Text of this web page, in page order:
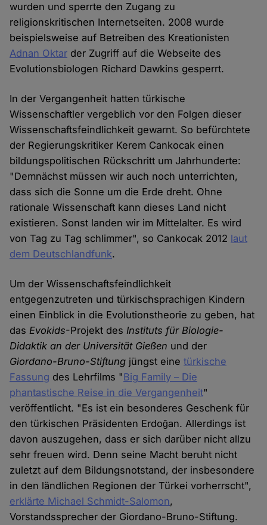
wurden und sperrte den Zugang zu
religionskritischen Internetseiten. 2008 wurde
beispielsweise auf Betreiben des Kreationisten
Adnan Oktar der Zugriff auf die Webseite des
Evolutionsbiologen Richard Dawkins gesperrt.
In der Vergangenheit hatten türkische
Wissenschaftler vergeblich vor den Folgen dieser
Wissenschaftsfeindlichkeit gewarnt. So befürchtete
der Regierungskritiker Kerem Cankocak einen
bildungspolitischen Rückschritt um Jahrhunderte:
"Demnächst müssen wir auch noch unterrichten,
dass sich die Sonne um die Erde dreht. Ohne
rationale Wissenschaft kann dieses Land nicht
existieren. Sonst landen wir im Mittelalter. Es wird
von Tag zu Tag schlimmer", so Cankocak 2012 laut
dem Deutschlandfunk.
Um der Wissenschaftsfeindlichkeit
entgegenzutreten und türkischsprachigen Kindern
einen Einblick in die Evolutionstheorie zu geben, hat
dasEvokids-Projekt desInstituts für Biologie-
Didaktik an der Universität Gießen und der
Giordano-Bruno-Stiftung jüngst einetürkische
Fassung des Lehrfilms "Big Family – Die
phantastische Reise in die Vergangenheit"
veröffentlicht. "Es ist ein besonderes Geschenk für
den türkischen Präsidenten Erdoğan. Allerdings ist
davon auszugehen, dass er sich darüber nicht allzu
sehr freuen wird. Denn seine Macht beruht nicht
zuletzt auf dem Bildungsnotstand, der insbesondere
in den ländlichen Regionen der Türkei vorherrscht",
erklärte Michael Schmidt-Salomon,
Vorstandssprecher der Giordano-Bruno-Stiftung.